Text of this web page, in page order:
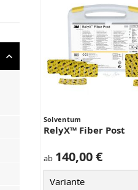
Solventum
RelyX™ Fiber Post
ab 140,00 €